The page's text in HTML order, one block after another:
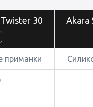
30 Akara
приманки